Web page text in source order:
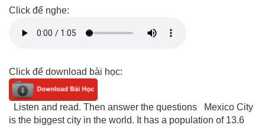
Click để nghe:
Click để download bài học:
Listen and read. Then answer the questions Mexico City
is the biggest city in the world. It has a population of 13.6